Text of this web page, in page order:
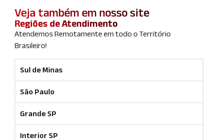
Veja também em nosso site
Regiões de Atendimento
Atendemos Remotamente em todo o Território
Brasileiro!
Sul de Minas
São Paulo
Grande SP
Interior SP